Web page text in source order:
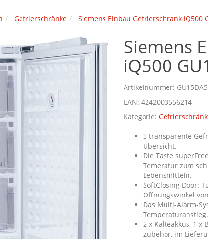
Gefrierschränke Siemens Einbau Gefrierschrank iQ500
Siemens
iQ500
Artikelnummer:
EAN: 4242003556214
Kategorie:
3 transparente
Übersicht.
Die Taste
Temeratur zum
Lebensmitteln.
SoftClosing Door:
Öffnungswinkel
Das Multi-Alarm-
Temperaturanstieg.
2 x Kälteakkus, 1 x
Zubehör, im